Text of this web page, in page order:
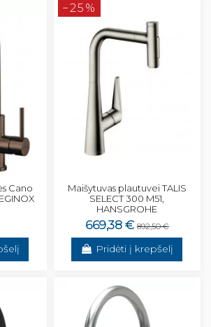
Cano
−25%
Maišytuvas plautuvei TALIS
SELECT 300 M51,
HANSGROHE
669,38 € 892,50 €
Pridėti į krepšelį